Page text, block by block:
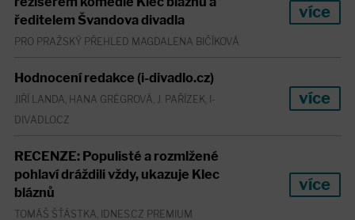
ředitelem Švandova divadla
PRO PRAŽSKÝ PŘEHLED MAGDALENA BIČÍKOVÁ
více
Hodnocení redakce (i-divadlo.cz)
JIŘÍ LANDA, HANA GRÉGROVÁ, J. PAŘÍZEK, I-
DIVADLO.CZ
více
RECENZE: Populisté a rozmlžené
pohlaví dráždili vždy, ukazuje Klec
bláznů
TOMÁŠ ŠŤÁSTKA, IDNES.CZ PREMIUM
více